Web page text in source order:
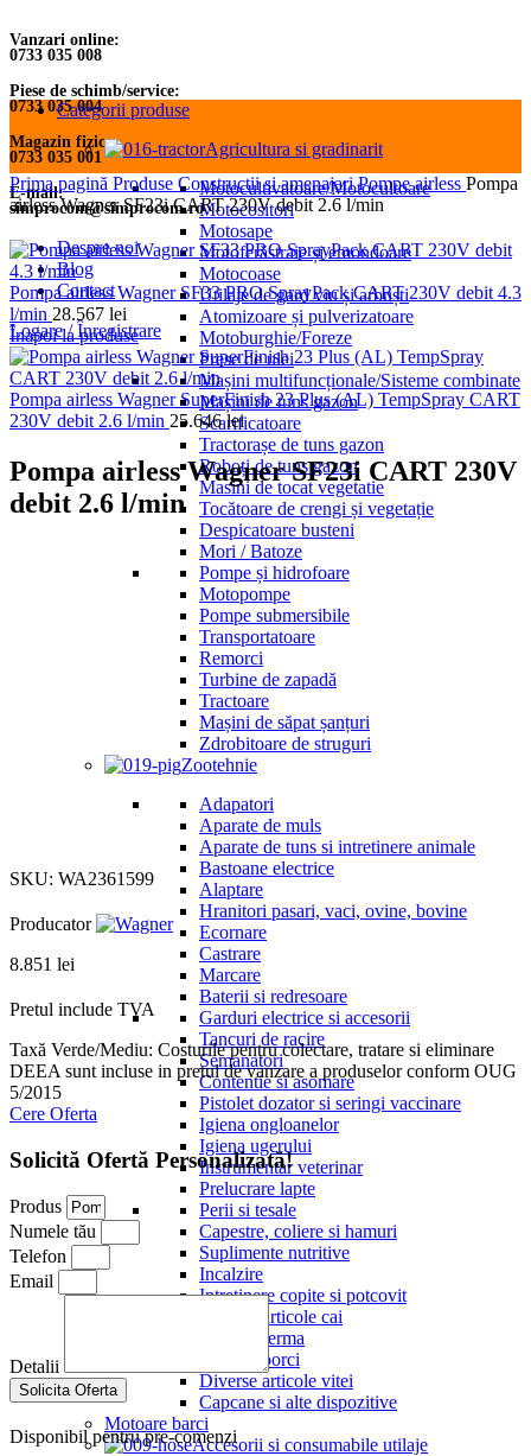
Vanzari online:
0733 035 008
Piese de schimb/service:
0733 035 004
Magazin fizic:
0733 035 001
E-mail:
simprocom@simprocom.ro
Despre noi
Blog
Contact
Logare / Înregistrare
Categorii produse
Agricultura si gradinarit
Motocultivatoare/Motocultoare
Motocositori
Motosape
Motoferăstraie și emondoare
Motocoase
Utilaje de gard viu și arbuști
Atomizoare și pulverizatoare
Motoburghie/Foreze
Prese de ulei
Mașini multifuncționale/Sisteme combinate
Mașini de tuns gazon
Scarificatoare
Tractorașe de tuns gazon
Roboți de tuns gazon
Masini de tocat vegetatie
Tocătoare de crengi și vegetație
Despicatoare busteni
Mori / Batoze
Pompe și hidrofoare
Motopompe
Pompe submersibile
Transportatoare
Remorci
Turbine de zapadă
Tractoare
Mașini de săpat șanțuri
Zdrobitoare de struguri
Zootehnie
Adapatori
Aparate de muls
Aparate de tuns si intretinere animale
Bastoane electrice
Alaptare
Hranitori pasari, vaci, ovine, bovine
Ecornare
Castrare
Marcare
Baterii si redresoare
Garduri electrice si accesorii
Tancuri de racire
Semanatori
Contentie si asomare
Pistolet dozator si seringi vaccinare
Igiena ongloanelor
Igiena ugerului
Instrumentar veterinar
Prelucrare lapte
Perii si tesale
Capestre, coliere si hamuri
Suplimente nutritive
Incalzire
Intretinere copite si potcovit
Diverse articole cai
Diverse ferma
Diverse porci
Diverse articole vitei
Capcane si alte dispozitive
Motoare barci
Accesorii si consumabile utilaje
Prima pagină Produse Constructii si amenajariPompe airless Pompa
airless Wagner SF23i CART 230V debit 2.6 l/min
Pompa airless Wagner SF33 PRO SprayPack CART 230V debit 4.3
l/min 28.567 lei
Înapoi la produse
Pompa airless Wagner SuperFinish 23 Plus (AL) TempSpray CART
230V debit 2.6 l/min 25.646lei
Pompa airless Wagner SF23i CART 230V
debit 2.6 l/min
SKU: WA2361599
Producator
8.851 lei
Pretul include TVA
Taxă Verde/Mediu: Costurile pentru colectare, tratare si eliminare
DEEA sunt incluse in pretul de vanzare a produselor conform OUG
5/2015
Cere Oferta
Solicită Ofertă Personalizată!
Produs
Numele tău
Telefon
Email
Detalii
Solicita Oferta
Disponibil pentru pre-comenzi